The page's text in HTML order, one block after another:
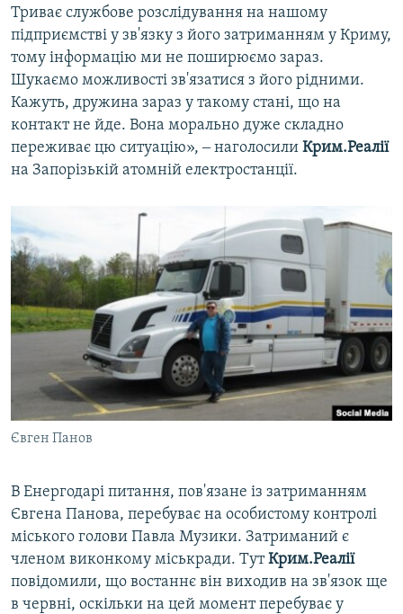
Триває службове розслідування на нашому
підприємстві у зв'язку з його затриманням у Криму,
тому інформацію ми не поширюємо зараз.
Шукаємо можливості зв'язатися з його рідними.
Кажуть, дружина зараз у такому стані, що на
контакт не йде. Вона морально дуже складно
переживає цю ситуацію», ‒ наголосили Крим.Реалії
на Запорізькій атомній електростанції.
Євген Панов
В Енергодарі питання, пов'язане із затриманням
Євгена Панова, перебуває на особистому контролі
міського голови Павла Музики. Затриманий є
членом виконкому міськради. ТутКрим.Реалії
повідомили, що востаннє він виходив на зв'язок ще
в червні, оскільки на цей момент перебуває у